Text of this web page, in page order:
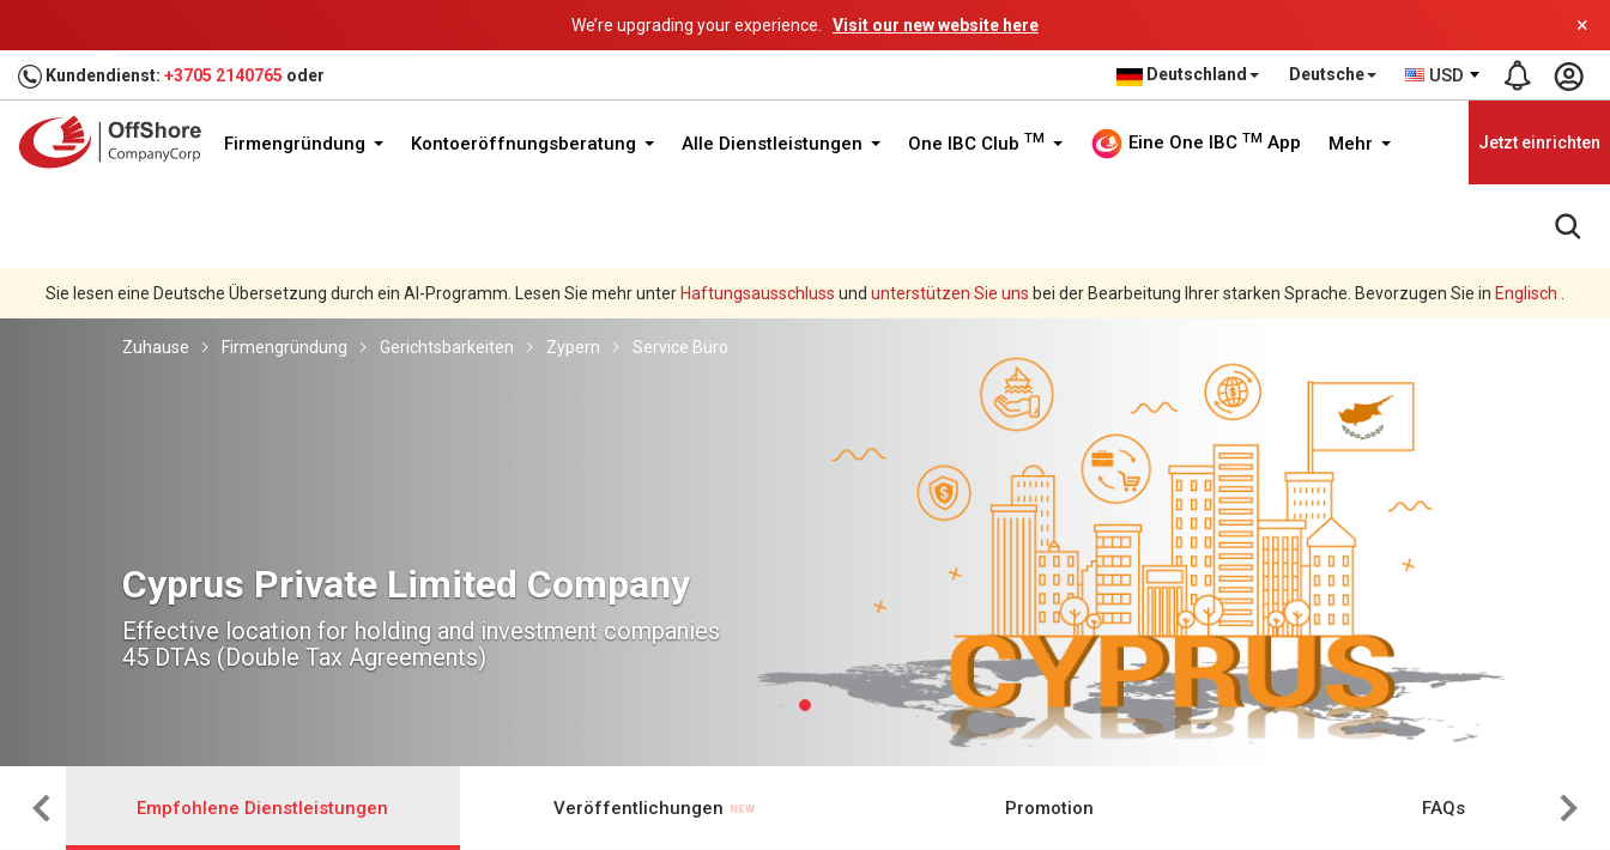
We’re upgrading your experience. Visit our new website here ×
Kundendienst: +3705 2140765 oder Deutschland Deutsche USD
Firmengründung Kontoeröffnungsberatung Alle Dienstleistungen One IBC Club TM Eine One IBC TM App Mehr Jetzt einrichten
Sie lesen eine Deutsche Übersetzung durch ein AI-Programm. Lesen Sie mehr unter Haftungsausschluss und unterstützen Sie uns bei der Bearbeitung Ihrer starken Sprache. Bevorzugen Sie in Englisch .
Zuhause Firmengründung Gerichtsbarkeiten Zypern Service Büro
Cyprus Private Limited Company
Effective location for holding and investment companies
45 DTAs (Double Tax Agreements)
Empfohlene Dienstleistungen Veröffentlichungen Promotion FAQs